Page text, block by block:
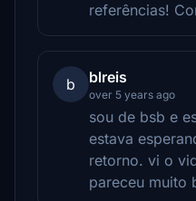
referências!
b blreis
over 5 years ago
sou de bsb e
estava
retorno. vi o
pareceu muito